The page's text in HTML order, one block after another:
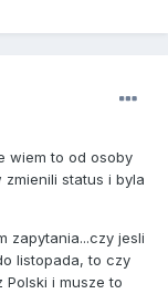
wiem to od osoby
status i byla
zapytania...czy jesli
listopada, to czy
Polski i musze to